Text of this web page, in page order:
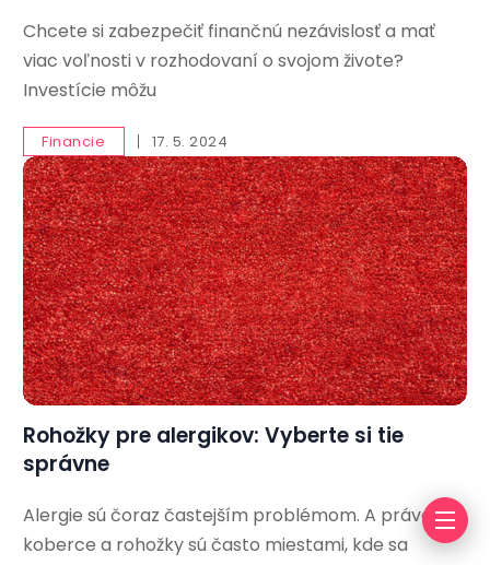
Chcete si zabezpečiť finančnú nezávislosť a mať
viac voľnosti v rozhodovaní o svojom živote?
Investície môžu
Financie 17. 5. 2024
Rohožky pre alergikov: Vyberte si tie
správne
Alergie sú čoraz častejším problémom. A práve
koberce a rohožky sú často miestami, kde sa